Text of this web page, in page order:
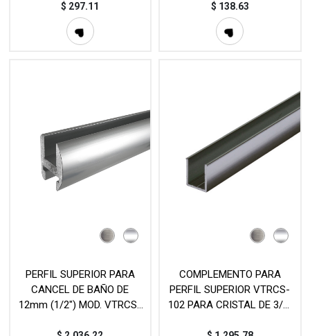
$ 297.11 $ 138.63
PERFIL SUPERIOR PARA
CANCEL DE BAÑO DE
12mm (1/2") MOD. VTRCS-
COMPLEMENTO PARA
PERFIL SUPERIOR VTRCS-
102 PARA CRISTAL DE 3/8"